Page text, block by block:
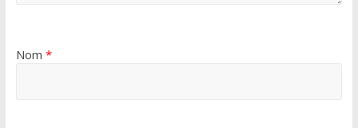
Nom *